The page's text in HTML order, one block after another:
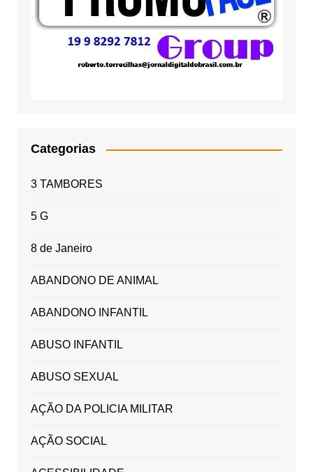
Categorias
3 TAMBORES
5 G
8 de Janeiro
ABANDONO DE ANIMAL
ABANDONO INFANTIL
ABUSO INFANTIL
ABUSO SEXUAL
AÇÃO DA POLICIA MILITAR
AÇÃO SOCIAL